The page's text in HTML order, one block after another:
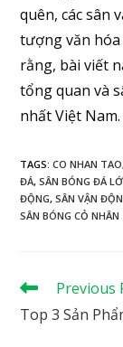
quên, các sân
tượng văn hóa
rằng, bài viết
tổng quan và
nhất Việt Nam.
TAGS:CO NHAN TAO
ĐÁ, SÂN BÓNG ĐÁ
ĐỘNG, SÂN VẬN
SÂN BÓNG CỎ
Previous
Top 3 Sản